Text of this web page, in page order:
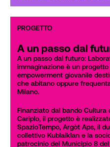
PROGETTO
A un passo dal
A un passo dal futuro:
immaginazione è un
empowerment giovanile
che abitano oppure
Milano.
Finanziato dal bando
Cariplo, il progetto è
SpazioTempo, Argòt Aps, il
collettivo Kublaiklan e la
patrocinio del Municipio 8